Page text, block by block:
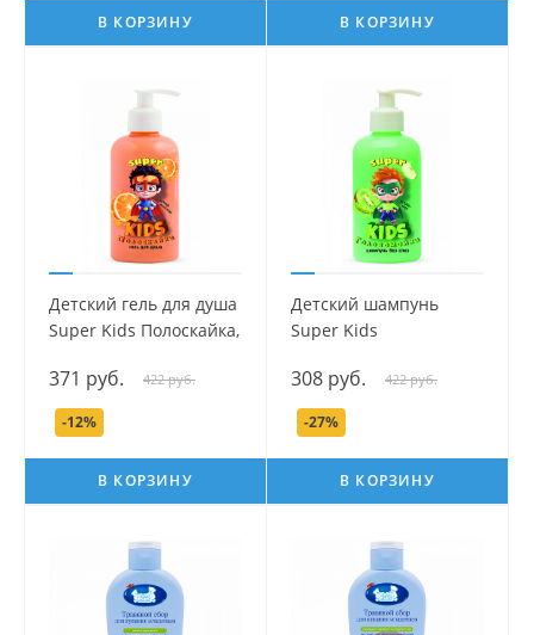
В КОРЗИНУ В КОРЗИНУ
Детский гель для душа
Super Kids Полоскайка,
371 руб. 422 руб.
-12%
В КОРЗИНУ
Детский шампунь
Super Kids
308 руб. 422 руб.
-27%
В КОРЗИНУ